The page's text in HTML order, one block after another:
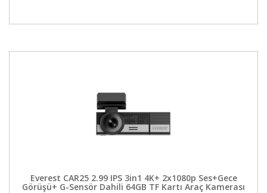
Everest CAR25 2.99 IPS 3in1 4K+ 2x1080p Ses+Gece
Görüşü+ G-Sensör Dahili 64GB TF Kartı Araç Kamerası